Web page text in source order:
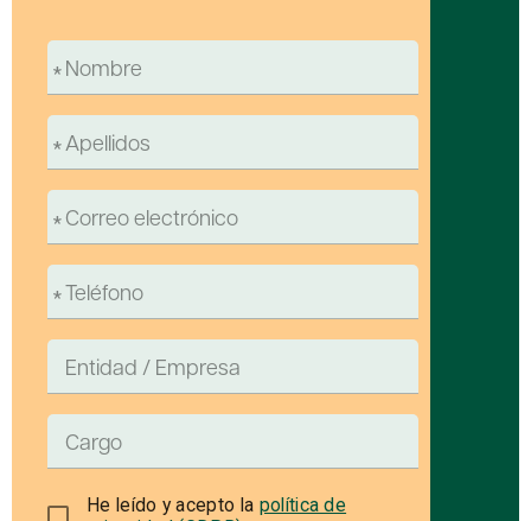
He leído y acepto la política de